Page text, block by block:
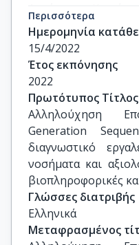
Αντώνιος
Ιατρικής, ΕΚΠΑ
Βασιλική
Ιατρικής, ΕΚΠΑ
Περικλής
Καθηγητής , Τμήμα
Περισσότερα
Ημερομηνία
15/4/2022
Έτος εκπόνησης
2022
Πρωτότυπος Τίτλος
Αλληλούχηση
Generation
διαγνωστικό
νοσήματα και
βιοπληροφορικές
Γλώσσες διατριβής
Ελληνικά
Μεταφρασμένος